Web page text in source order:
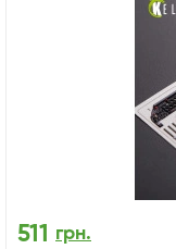
511 грн.